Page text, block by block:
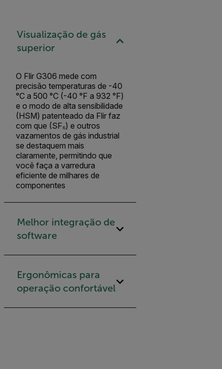
Visualização de gás
superior
O Flir G306 mede com
precisão temperaturas de -40
°C a 500 °C (-40 °F a 932 °F)
e o modo de alta sensibilidade
(HSM) patenteado da Flir faz
com que (SF₆) e outros
vazamentos de gás industrial
se destaquem mais
claramente, permitindo que
você faça a varredura
eficiente de milhares de
componentes
Melhor integração de
software
Ergonômicas para
operação confortável